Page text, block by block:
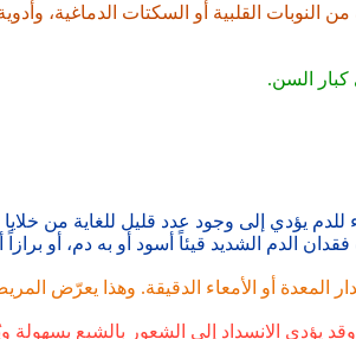
السن.
يؤدي إلى وجود عدد قليل للغاية من
الدم الشديد قيئاً أسود أو به دم، أو برازاً
المعدة أو الأمعاء الدقيقة. وهذا يعرّض
يؤدي الانسداد إلى الشعور بالشبع